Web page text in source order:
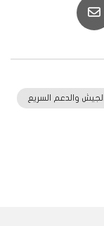
والدعم السريع